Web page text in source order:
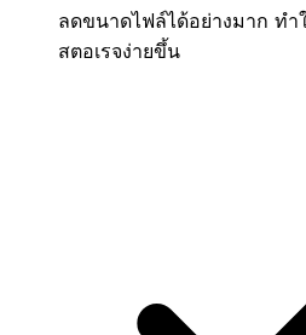
ลดขนาดไฟล์ได้อย่างมาก ท
สตอเรจง่ายขึ้น